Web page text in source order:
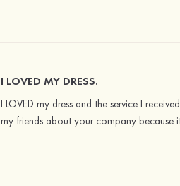
I LOVED MY DRESS.
I LOVED my dress and the service I
my friends about your company because